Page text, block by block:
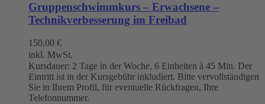
Gruppenschwimmkurs – Erwachsene –
Technikverbesserung im Freibad
150,00 €
inkl. MwSt.
Kursdauer: 2 Tage in der Woche, 6 Einheiten à 45 Min. Der
Eintritt ist in der Kursgebühr inkludiert. Bitte vervollständigen
Sie in Ihrem Profil, für eventuelle Rückfragen, Ihre
Telefonnummer.